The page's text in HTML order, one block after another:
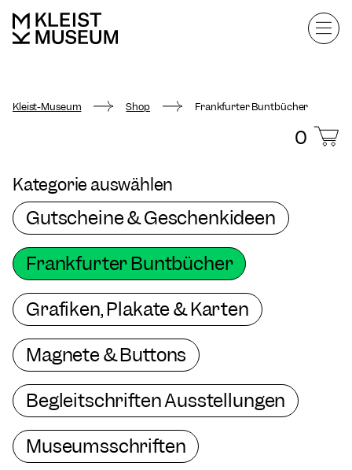
Kleist-Museum Shop Frankfurter Buntbücher
0
Kategorie auswählen
Gutscheine & Geschenkideen
Frankfurter Buntbücher
Grafiken, Plakate & Karten
Magnete & Buttons
Begleitschriften Ausstellungen
Museumsschriften